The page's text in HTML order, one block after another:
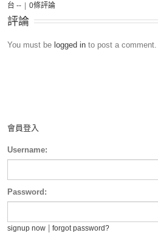
台 -- 0條評論
評論
You must be logged in to post a comment.
會員登入
Username:
Password:
signup now forgot password?